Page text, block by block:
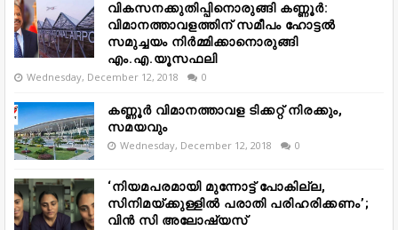
വികസനക്കുതിപ്പിനൊരുങ്ങി കണ്ണൂർ:
വിമാനത്താവളത്തിന് സമീപം ഹോട്ടൽ
സമുച്ചയം നിർമ്മിക്കാനൊരുങ്ങി
എം.എ.യൂസഫലി
Wednesday, December 12, 2018 0
കണ്ണൂർ വിമാനത്താവള ടിക്കറ്റ് നിരക്കും,
സമയവും
Wednesday, December 12, 2018 0
‘നിയമപരമായി മുന്നോട്ട് പോകില്ല,
സിനിമയ്ക്കുള്ളിൽ പരാതി പരിഹരിക്കണം’;
വിൻ സി അലോഷ്യസ്